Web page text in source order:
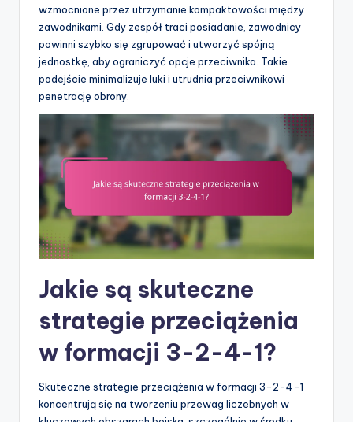
wzmocnione przez utrzymanie kompaktowości między
zawodnikami. Gdy zespół traci posiadanie, zawodnicy
powinni szybko się zgrupować i utworzyć spójną
jednostkę, aby ograniczyć opcje przeciwnika. Takie
podejście minimalizuje luki i utrudnia przeciwnikowi
penetrację obrony.
Jakie są skuteczne
strategie przeciążenia
w formacji 3-2-4-1?
Skuteczne strategie przeciążenia w formacji 3-2-4-1
koncentrują się na tworzeniu przewag liczebnych w